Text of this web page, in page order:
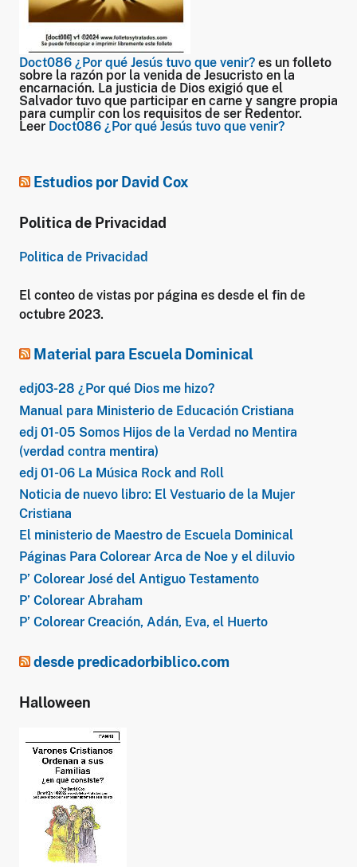
Doct086 ¿Por qué Jesús tuvo que venir? es un folleto
sobre la razón por la venida de Jesucristo en la
encarnación. La justicia de Dios exigió que el
Salvador tuvo que participar en carne y sangre propia
para cumplir con los requisitos de ser Redentor.
Leer Doct086 ¿Por qué Jesús tuvo que venir?
Estudios por David Cox
Politica de Privacidad
Politica de Privacidad
El conteo de vistas por página es desde el fin de
octubre 2023.
Material para Escuela Dominical
edj03-28 ¿Por qué Dios me hizo?
Manual para Ministerio de Educación Cristiana
edj 01-05 Somos Hijos de la Verdad no Mentira
(verdad contra mentira)
edj 01-06 La Música Rock and Roll
Noticia de nuevo libro: El Vestuario de la Mujer
Cristiana
El ministerio de Maestro de Escuela Dominical
Páginas Para Colorear Arca de Noe y el diluvio
P’ Colorear José del Antiguo Testamento
P’ Colorear Abraham
P’ Colorear Creación, Adán, Eva, el Huerto
desde predicadorbiblico.com
Halloween